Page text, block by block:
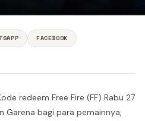
FACEBOOK
redeem Free Fire (FF) Rabu 27
Garena bagi para pemainnya,